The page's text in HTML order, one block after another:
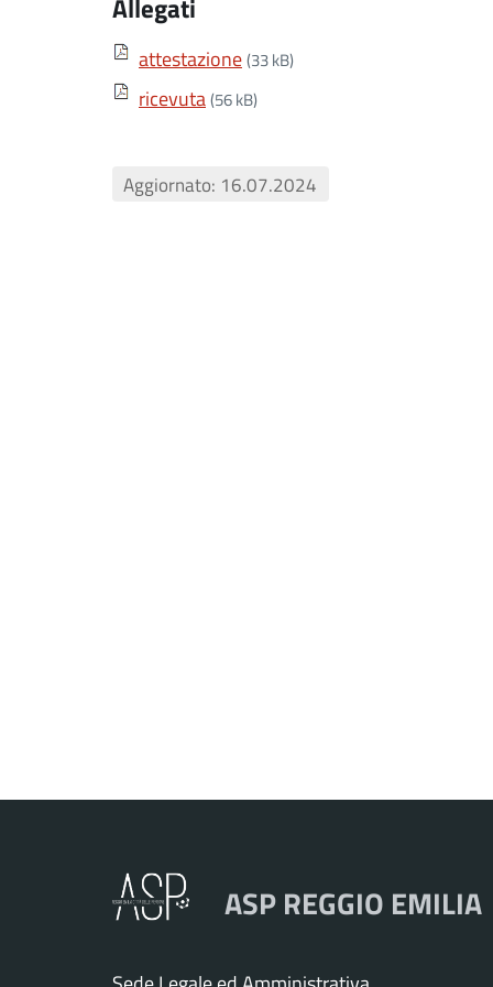
Allegati
attestazione(33 kB)
ricevuta(56 kB)
Aggiornato: 16.07.2024
ASP REGGIO EMILIA